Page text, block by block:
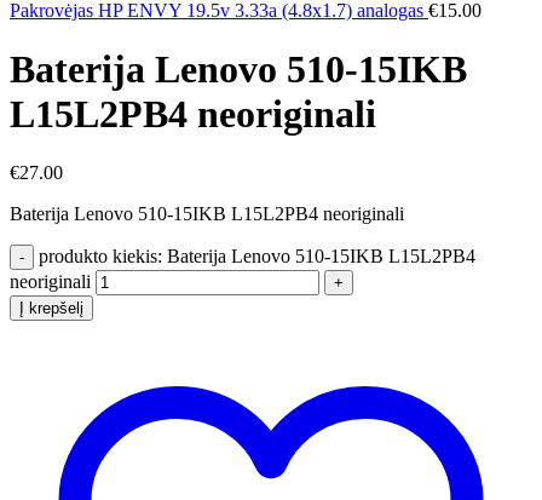
Pakrovėjas HP ENVY 19.5v 3.33a (4.8x1.7) analogas €15.00
Baterija Lenovo 510-15IKB
L15L2PB4 neoriginali
€27.00
Baterija Lenovo 510-15IKB L15L2PB4 neoriginali
produkto kiekis: Baterija Lenovo 510-15IKB L15L2PB4
neoriginali
Į krepšelį